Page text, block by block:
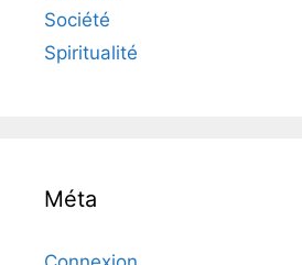
Société
Spiritualité
Méta